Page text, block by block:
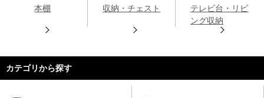
本棚 収納・チェスト
テレビ台・リビ
ング収納
カテゴリから探す